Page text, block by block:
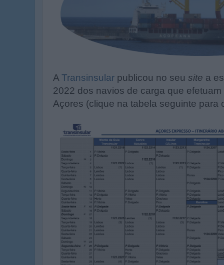
A Transinsular publicou no seu site a
2022 dos navios de carga que
Açores (clique na tabela seguinte para